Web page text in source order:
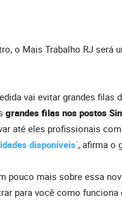
o Mais Trabalho RJ
vai evitar grandes filas
grandes filas nos postos
até eles profissionais
disponíveis“, afirma o
pouco mais sobre essa
para você como